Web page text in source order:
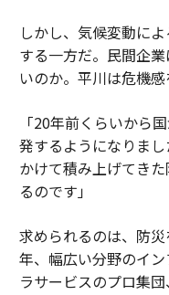
しかし、気候変動に
する一方だ。民間企
いのか。平川は危機感
「20年前くらいから
発するようになりま
かけて積み上げてき
るのです」
求められるのは、防
年、幅広い分野のイ
ラサービスのプロ集